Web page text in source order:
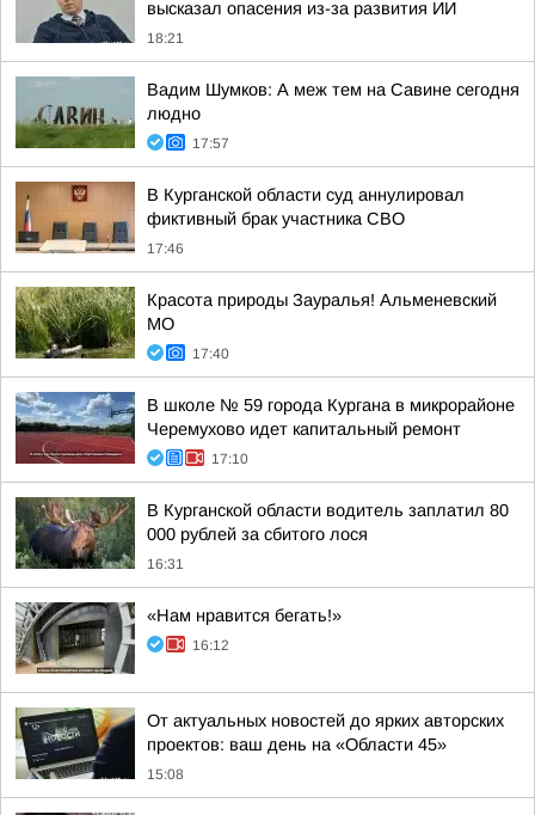
высказал опасения из-за развития ИИ
18:21
Вадим Шумков: А меж тем на Савине сегодня
людно
17:57
В Курганской области суд аннулировал
фиктивный брак участника СВО
17:46
Красота природы Зауралья! Альменевский
МО
17:40
В школе № 59 города Кургана в микрорайоне
Черемухово идет капитальный ремонт
17:10
В Курганской области водитель заплатил 80
000 рублей за сбитого лося
16:31
«Нам нравится бегать!»
16:12
От актуальных новостей до ярких авторских
проектов: ваш день на «Области 45»
15:08